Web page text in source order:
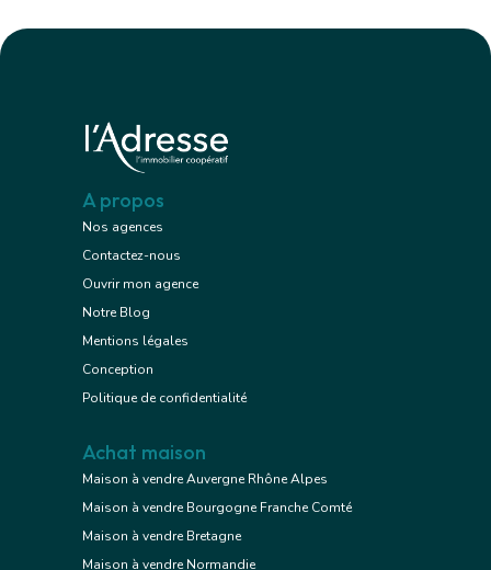
A propos
Nos agences
Contactez-nous
Ouvrir mon agence
Notre Blog
Mentions légales
Conception
Politique de confidentialité
Achat maison
Maison à vendre Auvergne Rhône Alpes
Maison à vendre Bourgogne Franche Comté
Maison à vendre Bretagne
Maison à vendre Normandie